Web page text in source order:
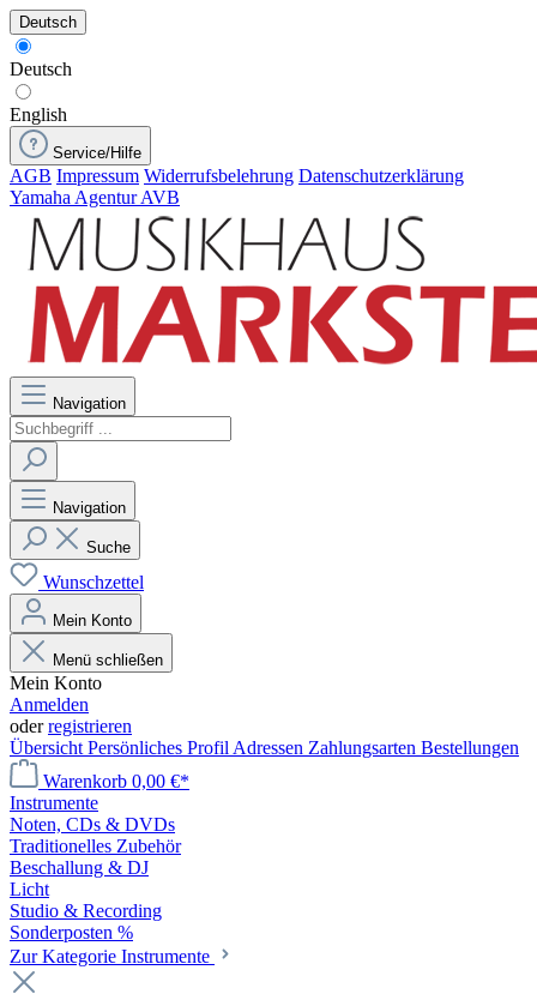
Deutsch
Deutsch
English
Service/Hilfe
AGB Impressum Widerrufsbelehrung Datenschutzerklärung
Yamaha Agentur AVB
Navigation
Navigation
Suche
Wunschzettel
Mein Konto
Menü schließen
Mein Konto
Anmelden
oderregistrieren
Übersicht Persönliches Profil Adressen Zahlungsarten Bestellungen
Warenkorb 0,00 €*
Instrumente
Noten, CDs & DVDs
Traditionelles Zubehör
Beschallung & DJ
Licht
Studio & Recording
Sonderposten %
Zur Kategorie Instrumente